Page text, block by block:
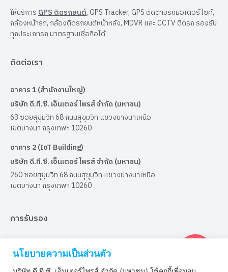
นโยบายความเป็นส่วนตัว
ให้บริการGPS ติดรถยนต์, GPS Tracker, GPS ติดตามรถมอเตอร์ไซค์,
กล้องหน้ารถ, กล้องติดรถยนต์หน้าหลัง, MDVR และ CCTV ติดรถ รองรับ
ทุกประเภทรถ มาตรฐานเชื่อถือได้
ติดต่อเรา
อาคาร 1 (สำนักงานใหญ่)
บริษัท ดี.ที.ซี. เอ็นเตอร์ไพรส์ จำกัด (มหาชน)
63 ซอยสุขุมวิท 68 ถนนสุขุมวิท แขวงบางนาเหนือ
เขตบางนา กรุงเทพฯ 10260
อาคาร 2 (IoT Building)
บริษัท ดี.ที.ซี. เอ็นเตอร์ไพรส์ จำกัด (มหาชน)
260 ซอยสุขุมวิท 68 ถนนสุขุมวิท แขวงบางนาเหนือ
เขตบางนา กรุงเทพฯ 10260
การรับรอง
ได้รับการรับรองมาตรฐาน ISO9001:2015